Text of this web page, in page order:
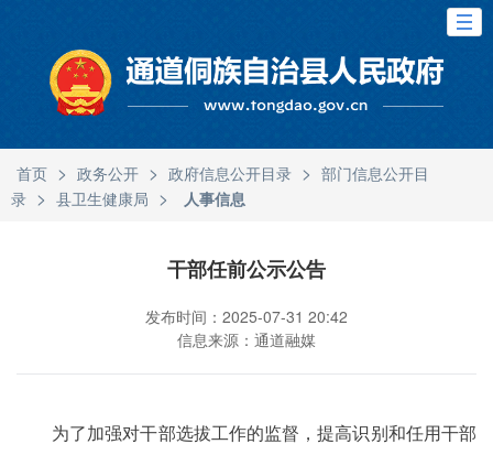
首页 > 政务公开 > 政府信息公开目录 > 部门信息公开目
录 > 县卫生健康局 > 人事信息
干部任前公示公告
发布时间：2025-07-31 20:42
信息来源：通道融媒
为了加强对干部选拔工作的监督，提高识别和任用干部